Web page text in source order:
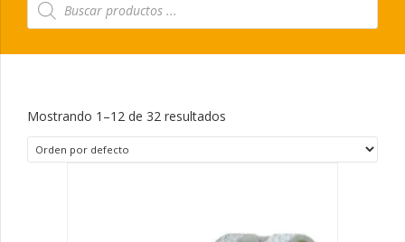
Búsqueda
de
Mostrando 1–12 de 32 resultados